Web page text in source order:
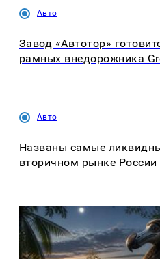
Авто
Завод «Автотор»
рамных внедорожника
Авто
Названы самые
вторичном рынке России